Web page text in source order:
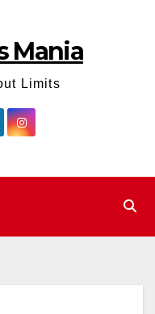
Mania
Limits